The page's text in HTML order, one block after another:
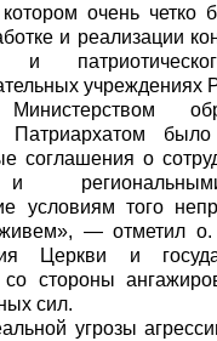
очень четко
и реализации
и
учреждениях
было
соглашения о
условиям того
— отметил
Церкви и
со стороны
сил.
угрозы